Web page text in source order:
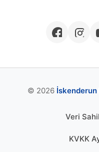
© 2026 İskenderun
Veri
KVKK